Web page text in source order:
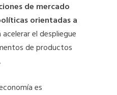
de mercado
orientadas a
acelerar el despliegue
de productos
es